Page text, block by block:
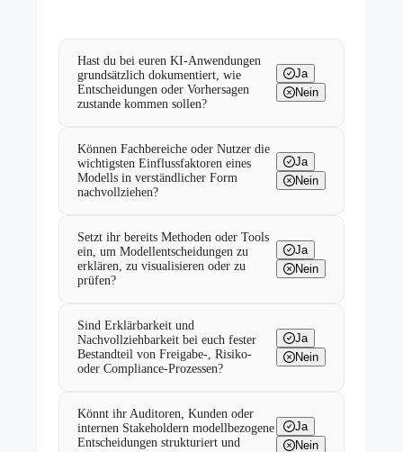
Hast du bei euren KI-Anwendungen
grundsätzlich dokumentiert, wie
Entscheidungen oder Vorhersagen
zustande kommen sollen?
Ja
Nein
Können Fachbereiche oder Nutzer die
wichtigsten Einflussfaktoren eines
Modells in verständlicher Form
nachvollziehen?
Ja
Nein
Setzt ihr bereits Methoden oder Tools
ein, um Modellentscheidungen zu
erklären, zu visualisieren oder zu
prüfen?
Ja
Nein
Sind Erklärbarkeit und
Nachvollziehbarkeit bei euch fester
Bestandteil von Freigabe-, Risiko-
oder Compliance-Prozessen?
Ja
Nein
Könnt ihr Auditoren, Kunden oder
internen Stakeholdern modellbezogene
Entscheidungen strukturiert und
Ja
Nein